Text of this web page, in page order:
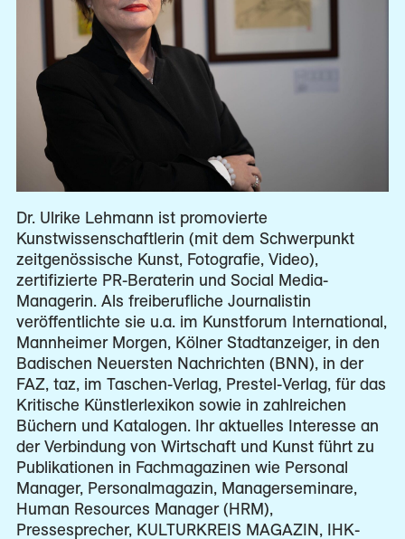
Dr. Ulrike Lehmann ist promovierte
Kunstwissenschaftlerin (mit dem Schwerpunkt
zeitgenössische Kunst, Fotografie, Video),
zertifizierte PR-Beraterin und Social Media-
Managerin. Als freiberufliche Journalistin
veröffentlichte sie u.a. im Kunstforum International,
Mannheimer Morgen, Kölner Stadtanzeiger, in den
Badischen Neuersten Nachrichten (BNN), in der
FAZ, taz, im Taschen-Verlag, Prestel-Verlag, für das
Kritische Künstlerlexikon sowie in zahlreichen
Büchern und Katalogen. Ihr aktuelles Interesse an
der Verbindung von Wirtschaft und Kunst führt zu
Publikationen in Fachmagazinen wie Personal
Manager, Personalmagazin, Managerseminare,
Human Resources Manager (HRM),
Pressesprecher, KULTURKREIS MAGAZIN, IHK-